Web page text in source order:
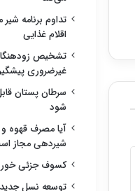
تداوم برنامه
اقلام غذایی
تشخیص
غیرضروری
سرطان پستان
شود
آیا مصرف قهوه
شیردهی مجاز
کسوف جزئی خورشید ۱۲ اوت
توسعه نسل